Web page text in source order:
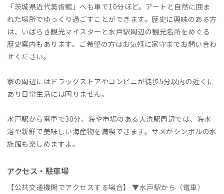
「茨城県近代美術館」へも車で10分ほど。アートと自然に囲ま
れた場所でゆっくり過ごすことができます。歴史に興味のある方
は、いばらき観光マイスターと水戸駅周辺の観光名所をめぐる
歴史案内もあります。ご希望の方はお気軽に家守までお問い合わ
せください。
家の周辺にはドラッグストアやコンビニが徒歩5分以内の近くに
あり日常生活には困りません。
水戸駅から電車で30分、海や市場のある大洗駅周辺では、海水
浴や新鮮で美味しい海産物を満喫できます。サメがシンボルの水
族館も楽しめますよ。
アクセス・駐車場
【公共交通機関でアクセスする場合】 ▼水戸駅から（電車）